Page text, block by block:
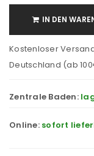
IN DEN
Kostenloser
Deutschland (ab
Zentrale Baden:
Online: sofort